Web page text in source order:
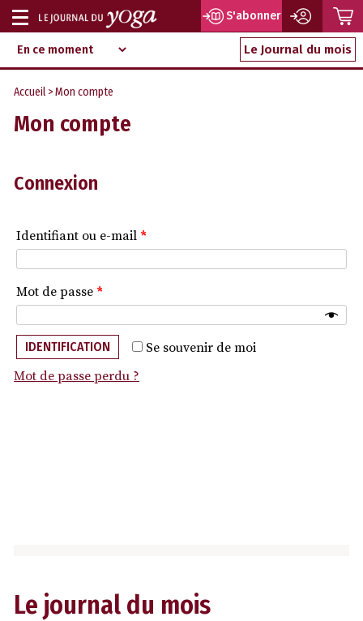
Aller
au
contenu
d‘information
indépendant
Afficher
ou
masquer
la
navigation
S'abonner
Le Journal du mois
Accueil > Mon compte
Mon compte
Connexion
Identifiant ou e-mail *
Mot de passe *
Se souvenir de moi
IDENTIFICATION
Mot de passe perdu ?
Le journal du mois